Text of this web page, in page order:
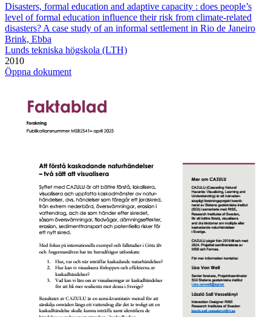
Disasters, formal education and adaptive capacity : does people’s
level of formal education influence their risk from climate-related
disasters? A case study of an informal settlement in Rio de Janeiro
Brink, Ebba
Lunds tekniska högskola (LTH)
2010
Öppna dokument